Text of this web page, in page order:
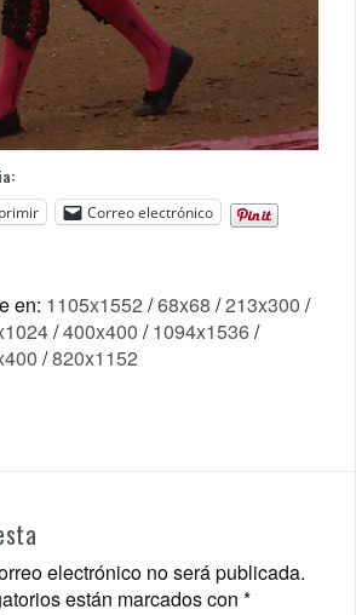
Correo electrónico
en: 1105x1552 /68x68 /213x300 /
/400x400 /1094x1536/
/820x1152
electrónico no será publicada.
están marcados con *